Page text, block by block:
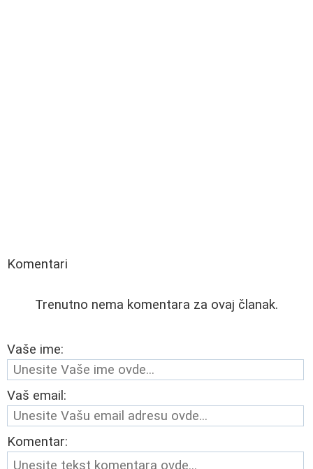
Komentari
Trenutno nema komentara za ovaj članak.
Vaše ime:
Vaš email:
Komentar: